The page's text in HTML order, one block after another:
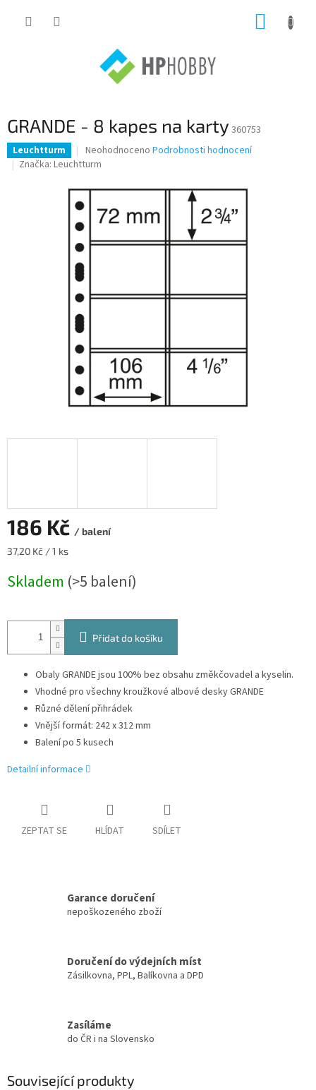
GRANDE - 8 kapes na karty 360753
Leuchtturm
Průměrné
hodnocení
je
0,0
5
hvězdiček.
Neohodnoceno Podrobnosti hodnocení
Značka: Leuchtturm
186 Kč / balení
Měrná
37,20 Kč / 1 ks
Skladem (>5 balení)
Přidat do košíku
Obaly GRANDE jsou 100% bez obsahu změkčovadel a kyselin.
Vhodné pro všechny kroužkové albové desky GRANDE
Různé dělení přihrádek
Vnější formát: 242 x 312 mm
Balení po 5 kusech
Detailní informace
ZEPTAT SE HLÍDAT SDÍLET
Garance doručení
nepoškozeného zboží
Doručení do výdejních míst
Zásilkovna, PPL, Balíkovna a DPD
Zasíláme
do ČR i na Slovensko
Související produkty